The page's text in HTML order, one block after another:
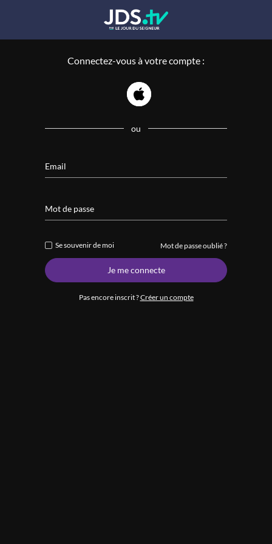
Connectez-vous à votre compte :
ou
Email
Mot de passe
Se souvenir de moi Mot de passe oublié ?
Je me connecte
Pas encore inscrit ?Créer un compte